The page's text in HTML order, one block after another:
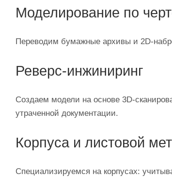
Моделирование по
Переводим бумажные архивы и
Реверс‑инжиниринг
Создаем модели на основе
утраченной документации.
Корпуса и листовой
Специализируемся на корпусах: